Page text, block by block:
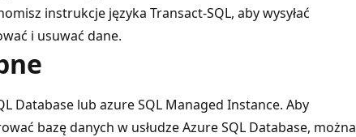
instrukcje języka Transact-SQL, aby wysyłać
i usuwać dane.
Database lub azure SQL Managed Instance. Aby
bazę danych w usłudze Azure SQL Database, można